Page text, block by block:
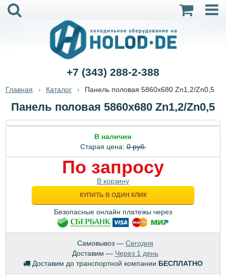
+7 (343) 288-2-388
Главная Каталог Панель половая 5860х680 Zn1,2/Zn0,5
Панель половая 5860х680 Zn1,2/Zn0,5
В наличии
Старая цена:0 руб.
По запросу
В корзину
КУПИТЬ В ОДИН КЛИК
Безопасные онлайн платежы через
Самовывоз — Сегодня
Доставим — Через 1 день
Доставим до транспортной компании БЕСПЛАТНО